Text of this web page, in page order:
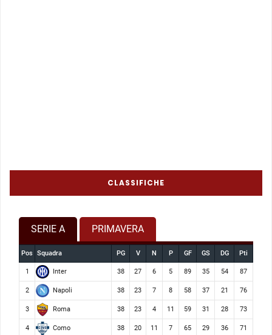
CLASSIFICHE
SERIE A PRIMAVERA
Pos Squadra PG V N P GF GS DG Pti
1 Inter 38 27 6 5 89 35 54 87
2 Napoli 38 23 7 8 58 37 21 76
3 Roma 38 23 4 11 59 31 28 73
4 Como 38 20 11 7 65 29 36 71